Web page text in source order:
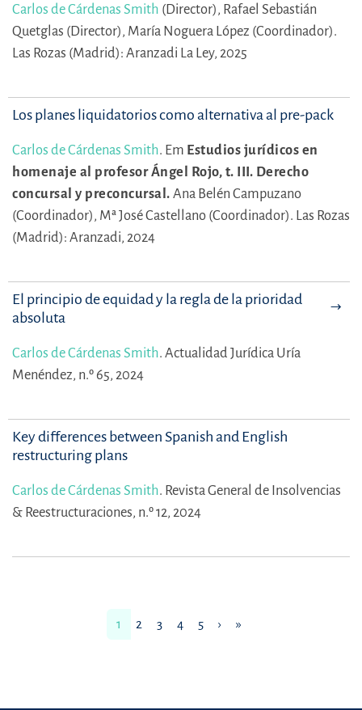
Carlos de Cárdenas Smith (Director), Rafael Sebastián
Quetglas (Director), María Noguera López (Coordinador).
Las Rozas (Madrid): Aranzadi La Ley, 2025
Los planes liquidatorios como alternativa al pre-pack
Carlos de Cárdenas Smith. Em Estudios jurídicos en
homenaje al profesor Ángel Rojo, t. III. Derecho
concursal y preconcursal. Ana Belén Campuzano
(Coordinador), Mª José Castellano (Coordinador). Las Rozas
(Madrid): Aranzadi, 2024
El principio de equidad y la regla de la prioridad
absoluta
Carlos de Cárdenas Smith. Actualidad Jurídica Uría
Menéndez, n.º 65, 2024
Key differences between Spanish and English
restructuring plans
Carlos de Cárdenas Smith. Revista General de Insolvencias
& Reestructuraciones, n.º 12, 2024
1 2 3 4 5 › »